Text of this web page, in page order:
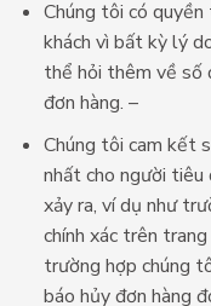
Chúng tôi có quyền
khách vì bất kỳ lý
thể hỏi thêm về số
đơn hàng. –
Chúng tôi cam kết
nhất cho người tiêu
xảy ra, ví dụ như
chính xác trên
trường hợp chúng
báo hủy đơn hàng